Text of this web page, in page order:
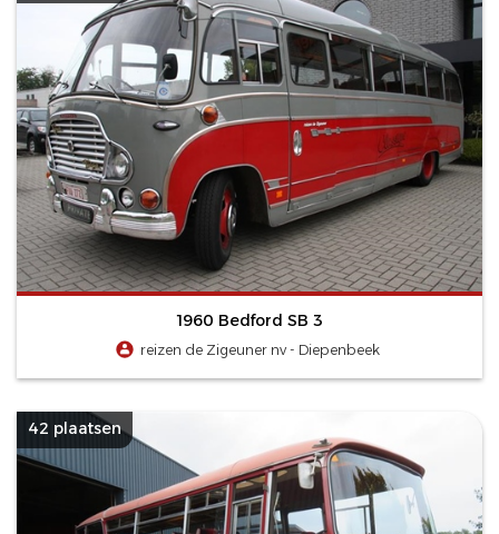
1960 Bedford SB 3
reizen de Zigeuner nv - Diepenbeek
42 plaatsen